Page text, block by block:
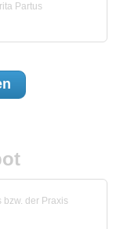
Partus
der Praxis